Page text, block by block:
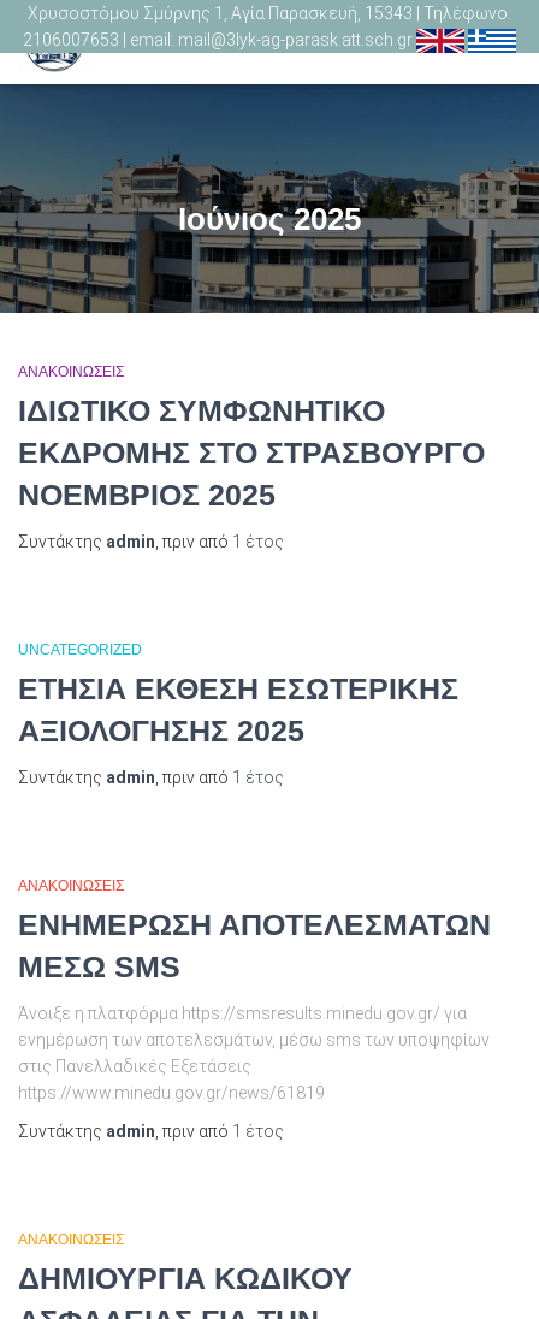
Χρυσοστόμου Σμύρνης 1, Αγία Παρασκευή, 15343 | Τηλέφωνο:
2106007653 | email: mail@3lyk-ag-parask.att.sch.gr
Ιούνιος 2025
ΑΝΑΚΟΙΝΩΣΕΙΣ
ΙΔΙΩΤΙΚΟ ΣΥΜΦΩΝΗΤΙΚΟ
ΕΚΔΡΟΜΗΣ ΣΤΟ ΣΤΡΑΣΒΟΥΡΓΟ
ΝΟΕΜΒΡΙΟΣ 2025
Συντάκτης admin, πριν από 1 έτος
UNCATEGORIZED
ΕΤΗΣΙΑ ΕΚΘΕΣΗ ΕΣΩΤΕΡΙΚΗΣ
ΑΞΙΟΛΟΓΗΣΗΣ 2025
Συντάκτης admin, πριν από 1 έτος
ΑΝΑΚΟΙΝΩΣΕΙΣ
ΕΝΗΜΕΡΩΣΗ ΑΠΟΤΕΛΕΣΜΑΤΩΝ
ΜΕΣΩ SMS
Άνοιξε η πλατφόρμα https://smsresults.minedu.gov.gr/ για
ενημέρωση των αποτελεσμάτων, μέσω sms των υποψηφίων
στις Πανελλαδικές Εξετάσεις
https://www.minedu.gov.gr/news/61819
Συντάκτης admin, πριν από 1 έτος
ΑΝΑΚΟΙΝΩΣΕΙΣ
ΔΗΜΙΟΥΡΓΙΑ ΚΩΔΙΚΟΥ